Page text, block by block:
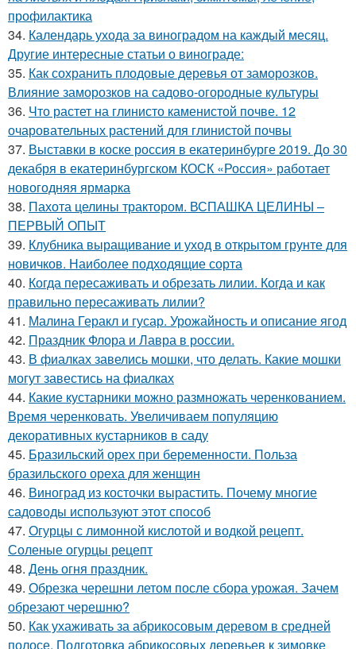
профилактика
34. Календарь ухода за виноградом на каждый месяц.
Другие интересные статьи о винограде:
35. Как сохранить плодовые деревья от заморозков.
Влияние заморозков на садово-огородные культуры
36. Что растет на глинисто каменистой почве. 12
очаровательных растений для глинистой почвы
37. Выставки в коске россия в екатеринбурге 2019. До 30
декабря в екатеринбургском КОСК «Россия» работает
новогодняя ярмарка
38. Пахота целины трактором. ВСПАШКА ЦЕЛИНЫ –
ПЕРВЫЙ ОПЫТ
39. Клубника выращивание и уход в открытом грунте для
новичков. Наиболее подходящие сорта
40. Когда пересаживать и обрезать лилии. Когда и как
правильно пересаживать лилии?
41. Малина Геракл и гусар. Урожайность и описание ягод
42. Праздник Флора и Лавра в россии.
43. В фиалках завелись мошки, что делать. Какие мошки
могут завестись на фиалках
44. Какие кустарники можно размножать черенкованием.
Время черенковать. Увеличиваем популяцию
декоративных кустарников в саду
45. Бразильский орех при беременности. Польза
бразильского ореха для женщин
46. Виноград из косточки вырастить. Почему многие
садоводы используют этот способ
47. Огурцы с лимонной кислотой и водкой рецепт.
Соленые огурцы рецепт
48. День огня праздник.
49. Обрезка черешни летом после сбора урожая. Зачем
обрезают черешню?
50. Как ухаживать за абрикосовым деревом в средней
полосе. Подготовка абрикосовых деревьев к зимовке